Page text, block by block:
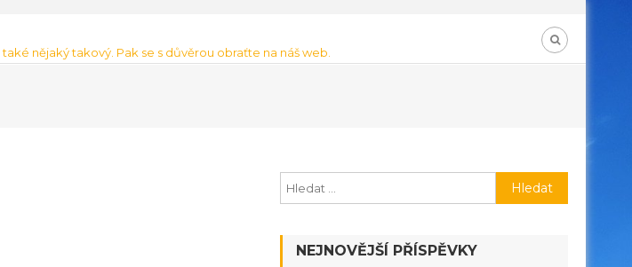
nějaký takový. Pak se s důvěrou obraťte na náš web.
Vyhledávání
NEJNOVĚJŠÍ PŘÍSPĚVKY